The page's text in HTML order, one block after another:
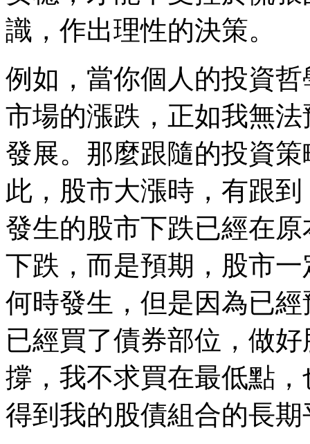
識，作出理性的決策。
例如，當你個人的投資
市場的漲跌，正如我無
發展。那麼跟隨的投資
此，股市大漲時，有跟
發生的股市下跌已經在
下跌，而是預期，股市
何時發生，但是因為已
已經買了債券部位，做
撐，我不求買在最低點
得到我的股債組合的長